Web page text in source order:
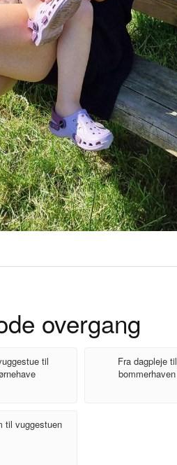
overgang
til
Fra dagpleje til
bommerhaven
til vuggestuen